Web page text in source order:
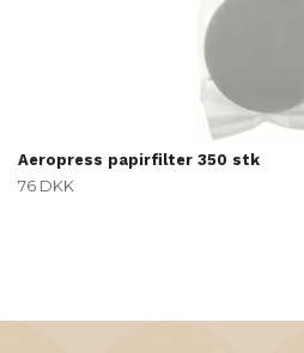
Aeropress papirfilter 350 stk
76 DKK